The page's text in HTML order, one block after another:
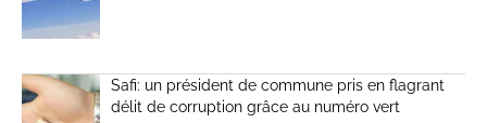
Safi: un président de commune pris en flagrant
délit de corruption grâce au numéro vert